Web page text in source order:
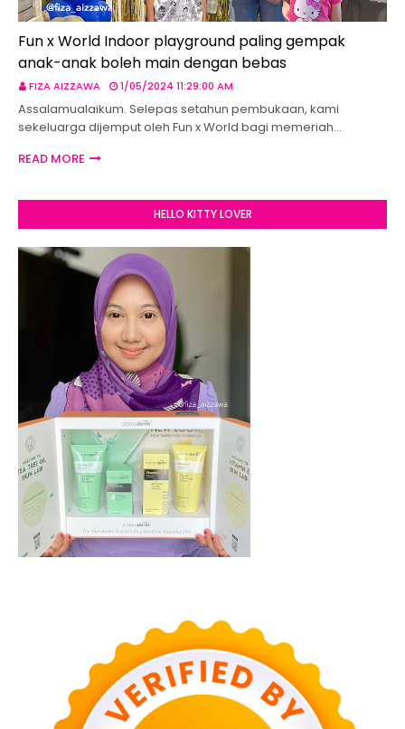
Fun x World Indoor playground paling gempak
anak-anak boleh main dengan bebas
FIZA AIZZAWA 1/05/2024 11:29:00 AM
Assalamualaikum. Selepas setahun pembukaan, kami
sekeluarga dijemput oleh Fun x World bagi memeriah…
READ MORE
HELLO KITTY LOVER